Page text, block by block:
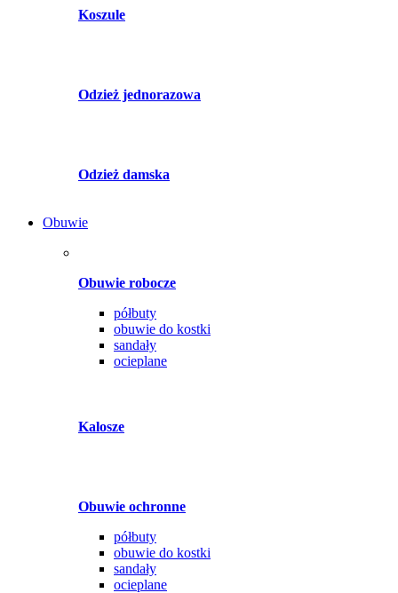
Koszule
Odzież jednorazowa
Odzież damska
Obuwie
Obuwie robocze
półbuty
obuwie do kostki
sandały
ocieplane
Kalosze
Obuwie ochronne
półbuty
obuwie do kostki
sandały
ocieplane